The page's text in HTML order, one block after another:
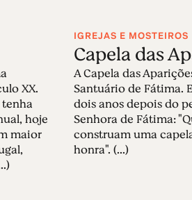
XX.
hoje
maior
IGREJAS E MOSTEIROS
Capela das
A Capela das
Santuário de Fátima.
dois anos depois do
Senhora de Fátima:
construam uma
honra". (...)